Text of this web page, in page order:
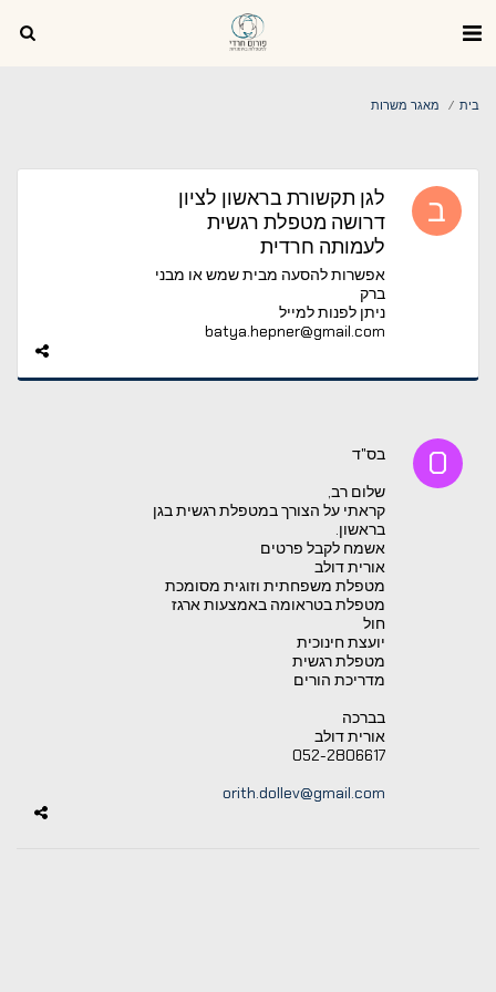
בית מאגר משרות
לגן תקשורת בראשון לציון
דרושה מטפלת רגשית
לעמותה חרדית
אפשרות להסעה מבית שמש או מבני
ברק
ניתן לפנות למייל
batya.hepner@gmail.com
בס"ד
שלום רב,
קראתי על הצורך במטפלת רגשית בגן
בראשון.
אשמח לקבל פרטים
אורית דולב
מטפלת משפחתית וזוגית מסומכת
מטפלת בטראומה באמצעות ארגז
חול
יועצת חינוכית
מטפלת רגשית
מדריכת הורים
בברכה
אורית דולב
052-2806617
orith.dollev@gmail.com